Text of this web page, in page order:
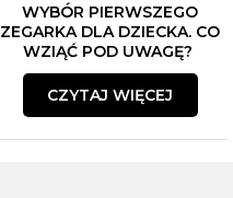
WYBÓR PIERWSZEGO
ZEGARKA DLA DZIECKA. CO
WZIĄĆ POD UWAGĘ?
CZYTAJ WIĘCEJ